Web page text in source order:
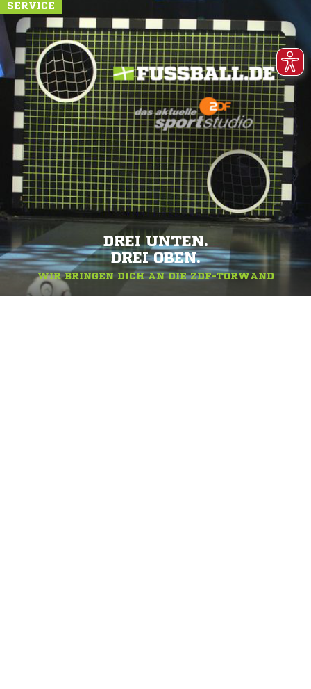
SERVICE
DREI UNTEN.
DREI OBEN.
WIR BRINGEN DICH AN DIE ZDF-TORWAND